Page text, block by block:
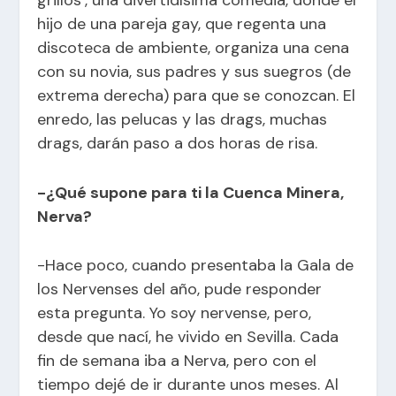
hijo de una pareja gay, que regenta una
discoteca de ambiente, organiza una cena
con su novia, sus padres y sus suegros (de
extrema derecha) para que se conozcan. El
enredo, las pelucas y las drags, muchas
drags, darán paso a dos horas de risa.
-¿Qué supone para ti la Cuenca Minera,
Nerva?
-Hace poco, cuando presentaba la Gala de
los Nervenses del año, pude responder
esta pregunta. Yo soy nervense, pero,
desde que nací, he vivido en Sevilla. Cada
fin de semana iba a Nerva, pero con el
tiempo dejé de ir durante unos meses. Al